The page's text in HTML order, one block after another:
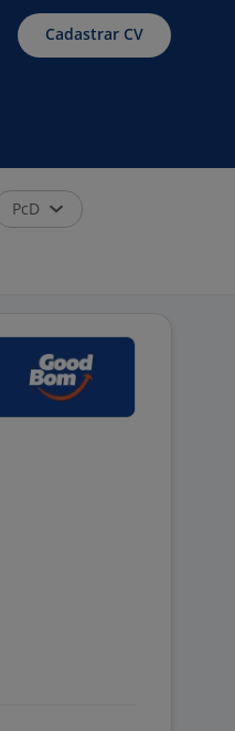
Cadastrar CV
PcD